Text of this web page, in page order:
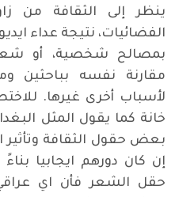
ينظر إلى الثقافة من
الفضائيات، نتيجة عداء
بمصالح شخصية، أو
مقارنة نفسه بباحثين
لأسباب أخرى غيرها.
خانة كما يقول المثل
بعض حقول الثقافة وتأثير
إن كان دورهم ايجابيا
حقل الشعر فأن اي